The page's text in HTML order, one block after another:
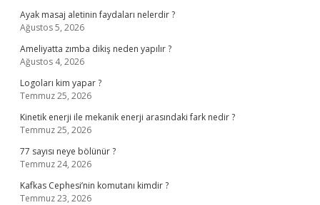
Ayak masaj aletinin faydaları nelerdir ?
Ağustos 5, 2026
Ameliyatta zımba dikiş neden yapılır ?
Ağustos 4, 2026
Logoları kim yapar ?
Temmuz 25, 2026
Kinetik enerji ile mekanik enerji arasındaki fark nedir ?
Temmuz 25, 2026
77 sayısı neye bölünür ?
Temmuz 24, 2026
Kafkas Cephesi’nin komutanı kimdir ?
Temmuz 23, 2026